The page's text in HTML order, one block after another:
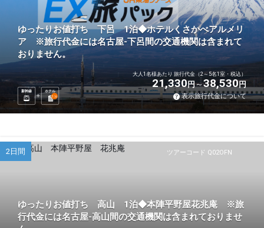
ゆったりお値打ち 下呂 1泊◆ホテルくさかべアルメリ
ア ※旅行代金には名古屋-下呂間の交通機関は含まれて
おりません。
新幹線
ホテル
1 泊
大人1名様あたり 旅行代金（2～5名1室・税込）
21,330円 38,530円
表示旅行代金について
ツアーコード Q02OFN
2日間
ゆったりお値打ち 高山 1泊◆本陣平野屋花兆庵 ※旅
行代金には名古屋-高山間の交通機関は含まれておりませ